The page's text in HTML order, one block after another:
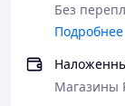
Без
Подробнее
Магазины